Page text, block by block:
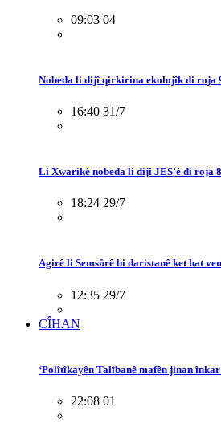
09:03 04
Nobeda li dijî qirkirina ekolojîk di roja
16:40 31/7
Li Xwarikê nobeda li dijî JES’ê di roja
18:24 29/7
Agirê li Semsûrê bi daristanê ket hat
12:35 29/7
CÎHAN
‘Polîtîkayên Talîbanê mafên jinan înkar
22:08 01